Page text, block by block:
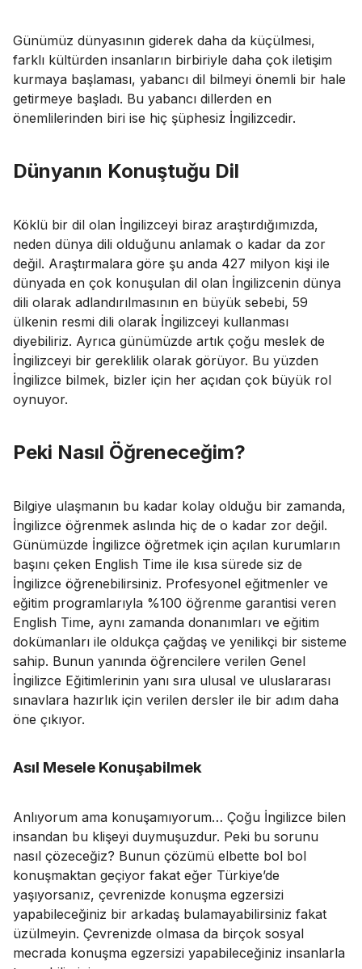
Günümüz dünyasının giderek daha da küçülmesi,
farklı kültürden insanların birbiriyle daha çok iletişim
kurmaya başlaması, yabancı dil bilmeyi önemli bir hale
getirmeye başladı. Bu yabancı dillerden en
önemlilerinden biri ise hiç şüphesiz İngilizcedir.
Dünyanın Konuştuğu Dil
Köklü bir dil olan İngilizceyi biraz araştırdığımızda,
neden dünya dili olduğunu anlamak o kadar da zor
değil. Araştırmalara göre şu anda 427 milyon kişi ile
dünyada en çok konuşulan dil olan İngilizcenin dünya
dili olarak adlandırılmasının en büyük sebebi, 59
ülkenin resmi dili olarak İngilizceyi kullanması
diyebiliriz. Ayrıca günümüzde artık çoğu meslek de
İngilizceyi bir gereklilik olarak görüyor. Bu yüzden
İngilizce bilmek, bizler için her açıdan çok büyük rol
oynuyor.
Peki Nasıl Öğreneceğim?
Bilgiye ulaşmanın bu kadar kolay olduğu bir zamanda,
İngilizce öğrenmek aslında hiç de o kadar zor değil.
Günümüzde İngilizce öğretmek için açılan kurumların
başını çeken English Time ile kısa sürede siz de
İngilizce öğrenebilirsiniz. Profesyonel eğitmenler ve
eğitim programlarıyla %100 öğrenme garantisi veren
English Time, aynı zamanda donanımları ve eğitim
dokümanları ile oldukça çağdaş ve yenilikçi bir sisteme
sahip. Bunun yanında öğrencilere verilen Genel
İngilizce Eğitimlerinin yanı sıra ulusal ve uluslararası
sınavlara hazırlık için verilen dersler ile bir adım daha
öne çıkıyor.
Asıl Mesele Konuşabilmek
Anlıyorum ama konuşamıyorum… Çoğu İngilizce bilen
insandan bu klişeyi duymuşuzdur. Peki bu sorunu
nasıl çözeceğiz? Bunun çözümü elbette bol bol
konuşmaktan geçiyor fakat eğer Türkiye’de
yaşıyorsanız, çevrenizde konuşma egzersizi
yapabileceğiniz bir arkadaş bulamayabilirsiniz fakat
üzülmeyin. Çevrenizde olmasa da birçok sosyal
mecrada konuşma egzersizi yapabileceğiniz insanlarla